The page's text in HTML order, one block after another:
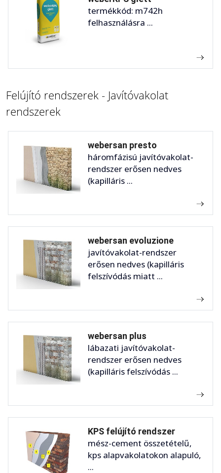
termékkód: m742h
felhasználásra ...
Felújító rendszerek - Javítóvakolat
rendszerek
webersan presto
háromfázisú javítóvakolat-
rendszer erősen nedves
(kapilláris ...
webersan evoluzione
javítóvakolat-rendszer
erősen nedves (kapilláris
felszívódás miatt ...
webersan plus
lábazati javítóvakolat-
rendszer erősen nedves
(kapilláris felszívódás ...
KPS felújító rendszer
mész-cement összetételű,
kps alapvakolatokon alapuló,
...